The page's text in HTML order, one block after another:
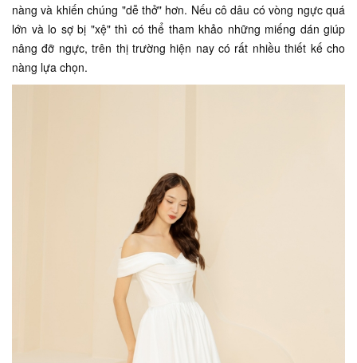
nàng và khiến chúng "dễ thở" hơn. Nếu cô dâu có vòng ngực quá
lớn và lo sợ bị "xệ" thì có thể tham khảo những miếng dán giúp
nâng đỡ ngực, trên thị trường hiện nay có rất nhiều thiết kế cho
nàng lựa chọn.